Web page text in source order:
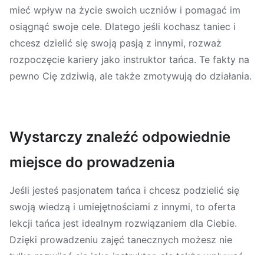
mieć wpływ na życie swoich uczniów i pomagać im
osiągnąć swoje cele. Dlatego jeśli kochasz taniec i
chcesz dzielić się swoją pasją z innymi, rozważ
rozpoczęcie kariery jako instruktor tańca. Te fakty na
pewno Cię zdziwią, ale także zmotywują do działania.
Wystarczy znaleźć odpowiednie
miejsce do prowadzenia
Jeśli jesteś pasjonatem tańca i chcesz podzielić się
swoją wiedzą i umiejętnościami z innymi, to oferta
lekcji tańca jest idealnym rozwiązaniem dla Ciebie.
Dzięki prowadzeniu zajęć tanecznych możesz nie